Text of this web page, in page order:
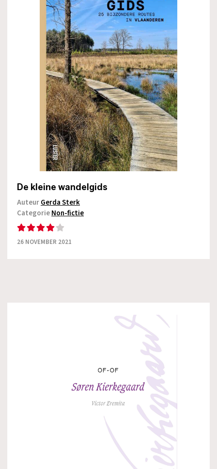
De kleine wandelgids
AuteurGerda Sterk
CategorieNon-fictie
26 NOVEMBER 2021